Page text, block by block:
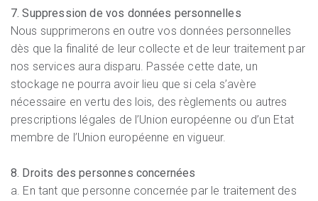
7. Suppression de vos données personnelles
Nous supprimerons en outre vos données personnelles
dès que la finalité de leur collecte et de leur traitement par
nos services aura disparu. Passée cette date, un
stockage ne pourra avoir lieu que si cela s’avère
nécessaire en vertu des lois, des règlements ou autres
prescriptions légales de l’Union européenne ou d’un Etat
membre de l’Union européenne en vigueur.
8. Droits des personnes concernées
a. En tant que personne concernée par le traitement des